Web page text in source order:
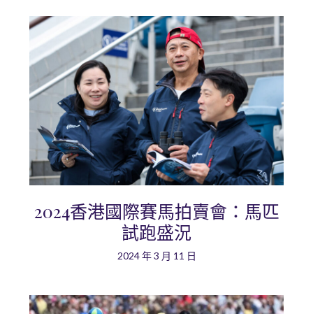
2024香港國際賽馬拍賣會：馬匹
試跑盛況
2024 年 3 月 11 日